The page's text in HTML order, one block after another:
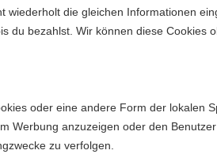
wiederholt die gleichen Informationen
du bezahlst. Wir können diese Cookies
oder eine andere Form der lokalen
Werbung anzuzeigen oder den
zu verfolgen.